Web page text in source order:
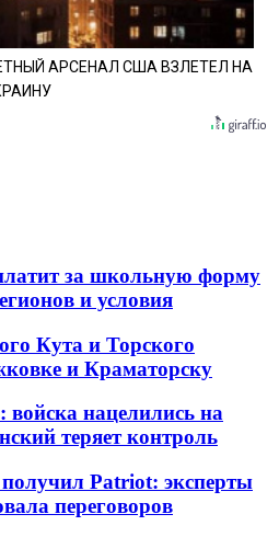
АРСЕНАЛ США ВЗЛЕТЕЛ НА
за школьную форму
и условия
Кута и Торского
и Краматорску
войска нацелились на
теряет контроль
Patriot: эксперты
переговоров